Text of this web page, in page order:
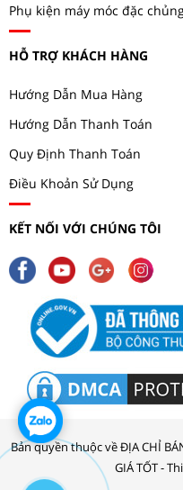
Phụ kiện máy móc đặc
HỖ TRỢ KHÁCH HÀNG
Hướng Dẫn Mua Hàng
Hướng Dẫn Thanh Toán
Quy Định Thanh Toán
Điều Khoản Sử Dụng
KẾT NỐI VỚI CHÚNG TÔI
Bản quyền thuộc về ĐỊA CHỈ
GIÁ TỐT -